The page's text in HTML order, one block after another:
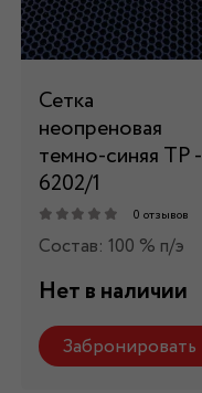
Сетка
неопреновая
темно-синяя ТР -
6202/1
0 отзывов
Состав: 100 % п/э
Нет в наличии
Забронировать